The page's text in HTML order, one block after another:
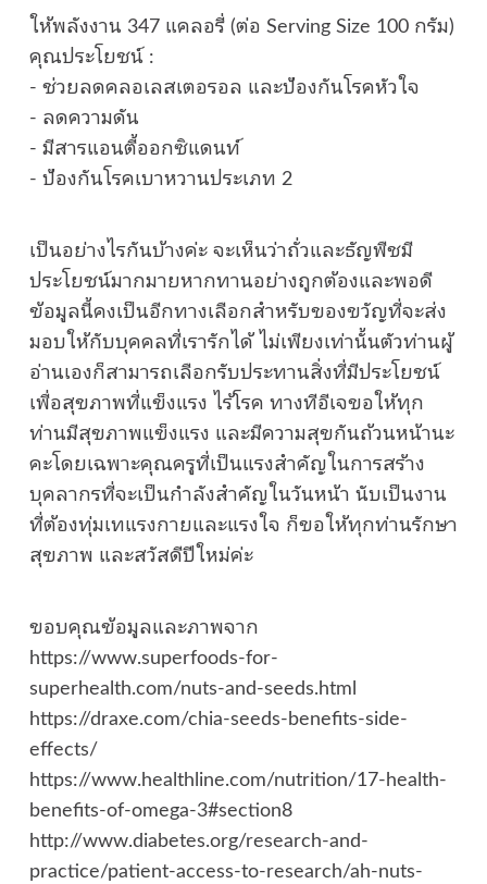
ให้พลังงาน 347 แคลอรี่ (ต่อ Serving Size 100 กรัม)
คุณประโยชน์ :
- ช่วยลดคลอเลสเตอรอล และป้องกันโรคหัวใจ
- ลดความดัน
- มีสารแอนตี้ออกซิแดนท์
- ป้องกันโรคเบาหวานประเภท 2
เป็นอย่างไรกันบ้างค่ะ จะเห็นว่าถั่วและธัญพืชมี
ประโยชน์มากมายหากทานอย่างถูกต้องและพอดี
ข้อมูลนี้คงเป็นอีกทางเลือกสำหรับของขวัญที่จะส่ง
มอบให้กับบุคคลที่เรารักได้ ไม่เพียงเท่านั้นตัวท่านผู้
อ่านเองก็สามารถเลือกรับประทานสิ่งที่มีประโยชน์
เพื่อสุขภาพที่แข็งแรง ไร้โรค ทางทีอีเจขอให้ทุก
ท่านมีสุขภาพแข็งแรง และมีความสุขกันถ้วนหน้านะ
คะโดยเฉพาะคุณครูที่เป็นแรงสำคัญในการสร้าง
บุคลากรที่จะเป็นกำลังสำคัญในวันหน้า นับเป็นงาน
ที่ต้องทุ่มเทแรงกายและแรงใจ ก็ขอให้ทุกท่านรักษา
สุขภาพ และสวัสดีปีใหม่ค่ะ
ขอบคุณข้อมูลและภาพจาก
https://www.superfoods-for-
superhealth.com/nuts-and-seeds.html
https://draxe.com/chia-seeds-benefits-side-
effects/
https://www.healthline.com/nutrition/17-health-
benefits-of-omega-3#section8
http://www.diabetes.org/research-and-
practice/patient-access-to-research/ah-nuts-